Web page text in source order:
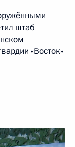
штаб
«Восток»